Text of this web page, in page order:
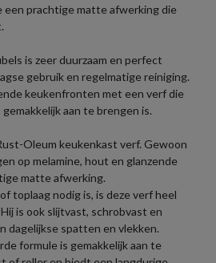
een prachtige matte afwerking die
is zeer duurzaam en perfect
gebruik en regelmatige reiniging.
keukenfronten met een verf die
aan te brengen is.
Oleum keukenkast verf. Gewoon
op melamine, hout en glanzende
matte afwerking.
toplaag nodig is, is deze verf heel
is ook slijtvast, schrobvast en
dagelijkse spatten en vlekken.
formule is gemakkelijk aan te